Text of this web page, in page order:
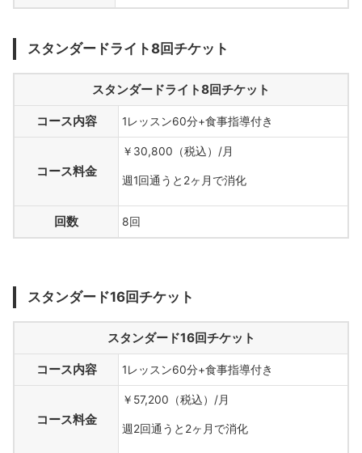
スタンダードライト8回チケット
スタンダードライト8回チケット
コース内容 1レッスン60分+食事指導付き
コース料金
￥30,800（税込）/月
週1回通うと2ヶ月で消化
回数 8回
スタンダード16回チケット
スタンダード16回チケット
コース内容 1レッスン60分+食事指導付き
コース料金
￥57,200（税込）/月
週2回通うと2ヶ月で消化